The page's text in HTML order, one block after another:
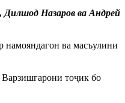
Дилшод Назаров ва Андрей
ва масъулини
тоҷик бо